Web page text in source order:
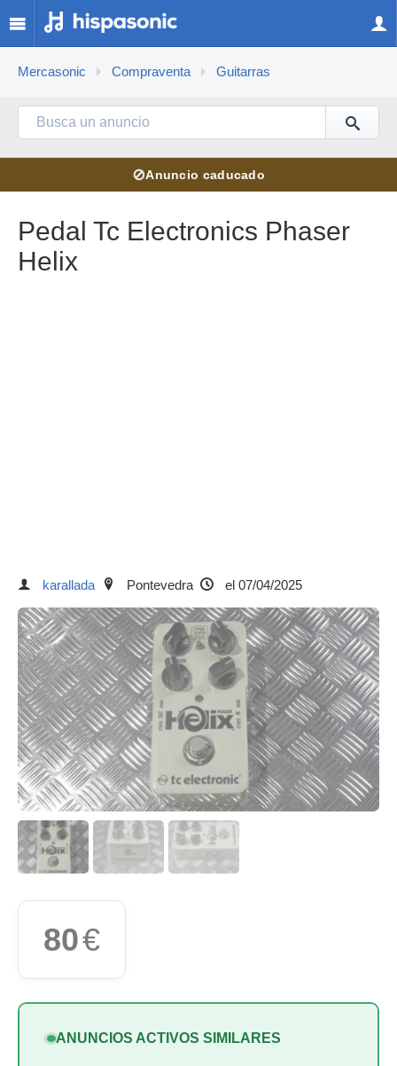
Mercasonic Compraventa Guitarras
⊘Anuncio caducado
Pedal Tc Electronics Phaser
Helix
karallada Pontevedra el 07/04/2025
80€
ANUNCIOS ACTIVOS SIMILARES